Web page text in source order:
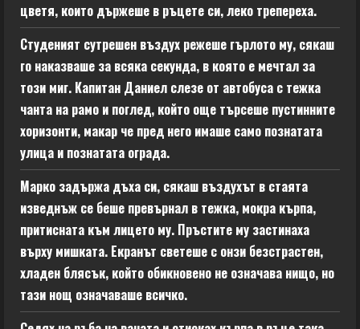
цветя, които държеше в ръцете си, леко трепереха.
Студеният сутрешен въздух режеше гърлото му, сякаш
го наказваше за всяка секунда, в която е мечтал за
този миг. Капитан Даниел слезе от автобуса с тежка
чанта на рамо и поглед, който още търсеше пустинните
хоризонти, макар че пред него имаше само познатата
улица и познатата ограда.
Марко задържа дъха си, сякаш въздухът в стаята
изведнъж се беше превърнал в тежка, мокра кърпа,
притисната към лицето му. Пръстите му застинаха
върху мишката. Екранът светеше с онзи безстрастен,
хладен блясък, който обикновено не означава нищо, но
тази нощ означаваше всичко.